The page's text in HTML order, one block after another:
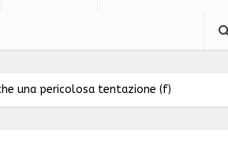
una pericolosa tentazione (f)